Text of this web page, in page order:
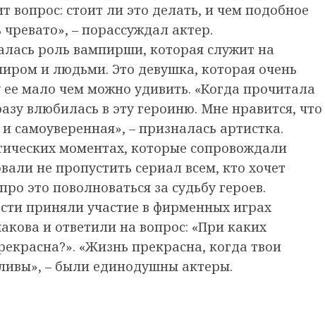
вопрос: стоит ли это делать, и чем подобное
– порассуждал актер.
роль вампирши, которая служит на
и людьми. Это девушка, которая очень
мало чем можно удивить. «Когда прочитала
влюбилась в эту героиню. Мне нравится, что
самоуверенная», – призналась артистка.
моментах, которые сопровождали
не пропустить сериал всем, кто хочет
это поволноваться за судьбу героев.
приняли участие в фирменных играх
и ответили на вопрос: «При каких
«Жизнь прекрасна, когда твои
– были единодушны актеры.